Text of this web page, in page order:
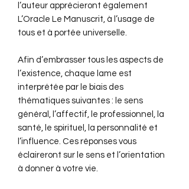
l’auteur apprécieront également
L’Oracle Le Manuscrit, à l’usage de
tous et à portée universelle.
Afin d’embrasser tous les aspects de
l’existence, chaque lame est
interprétée par le biais des
thématiques suivantes : le sens
général, l’affectif, le professionnel, la
santé, le spirituel, la personnalité et
l’influence. Ces réponses vous
éclaireront sur le sens et l’orientation
à donner à votre vie.